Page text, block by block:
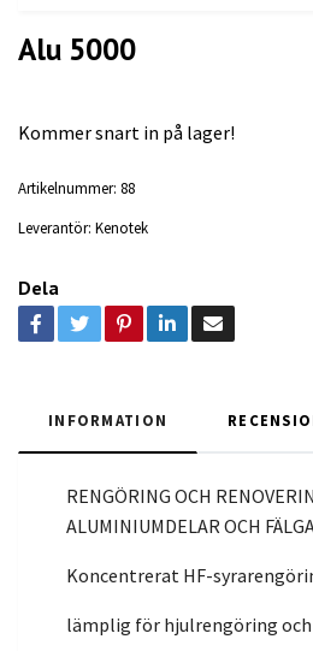
Alu 5000
Kommer snart in på lager!
Artikelnummer: 88
Leverantör: Kenotek
Dela
INFORMATION
RENGÖRING OCH
ALUMINIUMDELAR OCH
Koncentrerat HF-
lämplig för hjulrengöring